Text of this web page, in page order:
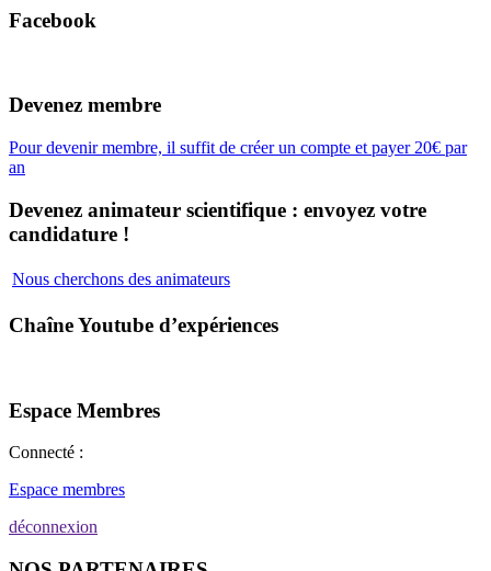
Facebook
Devenez membre
Pour devenir membre, il suffit de créer un compte et payer 20€ par
an
Devenez animateur scientifique : envoyez votre
candidature !
Nous cherchons des animateurs
Chaîne Youtube d’expériences
Espace Membres
Connecté :
Espace membres
déconnexion